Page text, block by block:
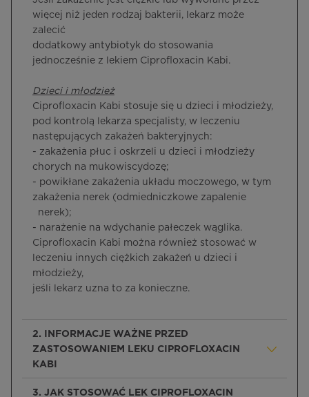
więcej niż jeden rodzaj bakterii, lekarz może
zalecić
dodatkowy antybiotyk do stosowania
jednocześnie z lekiem Ciprofloxacin Kabi.
Dzieci i młodzież
Ciprofloxacin Kabi stosuje się u dzieci i młodzieży,
pod kontrolą lekarza specjalisty, w leczeniu
następujących zakażeń bakteryjnych:
- zakażenia płuc i oskrzeli u dzieci i młodzieży
chorych na mukowiscydozę;
- powikłane zakażenia układu moczowego, w tym
zakażenia nerek (odmiedniczkowe zapalenie
nerek);
- narażenie na wdychanie pałeczek wąglika.
Ciprofloxacin Kabi można również stosować w
leczeniu innych ciężkich zakażeń u dzieci i
młodzieży,
jeśli lekarz uzna to za konieczne.
2. INFORMACJE WAŻNE PRZED
ZASTOSOWANIEM LEKU CIPROFLOXACIN
KABI
3. JAK STOSOWAĆ LEK CIPROFLOXACIN